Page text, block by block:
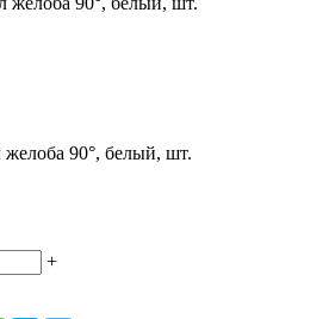
90°, белый, шт.
+